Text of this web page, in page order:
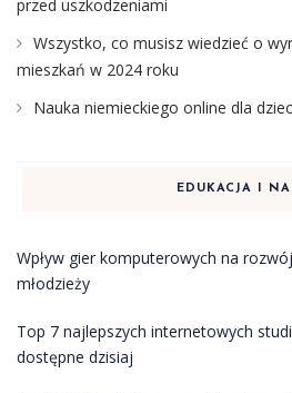
przed uszkodzeniami
Wszystko, co musisz wiedzieć o
mieszkań w 2024 roku
Nauka niemieckiego online dla
EDUKACJA I
Wpływ gier komputerowych na
młodzieży
Top 7 najlepszych internetowych
dostępne dzisiaj